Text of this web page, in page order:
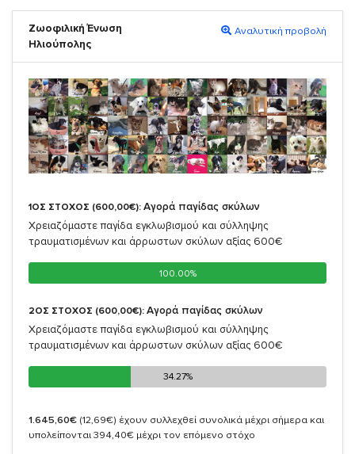
Ζωοφιλική Ένωση
Ηλιούπολης
Αναλυτική προβολή
1ΟΣ ΣΤΟΧΟΣ (600,00€): Αγορά παγίδας σκύλων
Χρειαζόμαστε παγίδα εγκλωβισμού και σύλληψης
τραυματισμένων και άρρωστων σκύλων αξίας 600€
100.00%
100.00%
2ΟΣ ΣΤΟΧΟΣ (600,00€): Αγορά παγίδας σκύλων
Χρειαζόμαστε παγίδα εγκλωβισμού και σύλληψης
τραυματισμένων και άρρωστων σκύλων αξίας 600€
34.27%
34.27%
1.645,60€ (12,69€) έχουν συλλεχθεί συνολικά μέχρι σήμερα και
υπολείπονται 394,40€ μέχρι τον επόμενο στόχο